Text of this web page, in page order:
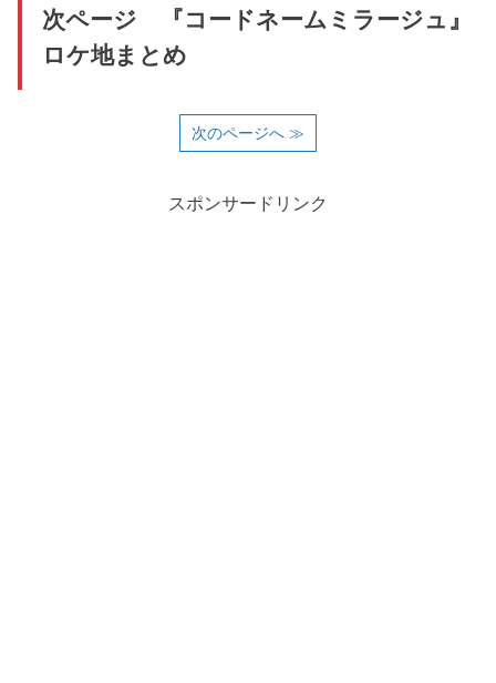
次ページ 『コードネームミラージュ』
ロケ地まとめ
次のページへ ≫
スポンサードリンク